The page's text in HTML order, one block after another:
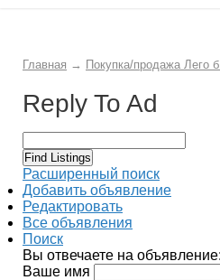
Главная → Покупка/продажа Лего
Reply To Ad
Расширенный поиск
Добавить объявление
Редактировать
Все объявления
Поиск
Вы отвечаете на объявление:
Ваше имя